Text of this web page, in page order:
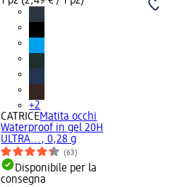
+2
CATRICEMatita occhi
Waterproof in gel 20H
ULTRA..., 0,28 g
(63)
Disponibile per la
consegna